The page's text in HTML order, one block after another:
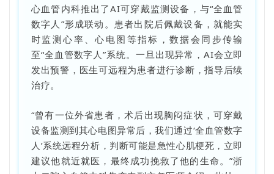
心血管内科推出了AI可穿戴监测设备，与“全血管
数字人”形成联动。患者出院后佩戴设备，就能实
时监测心率、心电图等指标，数据会同步传输
至“全血管数字人”系统。一旦出现异常，AI会立即
发出预警，医生可远程为患者进行诊断，指导后续
治疗。
“曾有一位外省患者，术后出现胸闷症状，可穿戴
设备监测到其心电图异常后，我们通过‘全血管数字
人’系统远程分析，判断可能是急性心肌梗死，立即
建议他就近就医，最终成功挽救了他的生命。”浙